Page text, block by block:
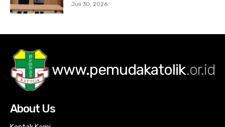
Juli 30, 2026
www.pemudakatolik.or.id
About Us